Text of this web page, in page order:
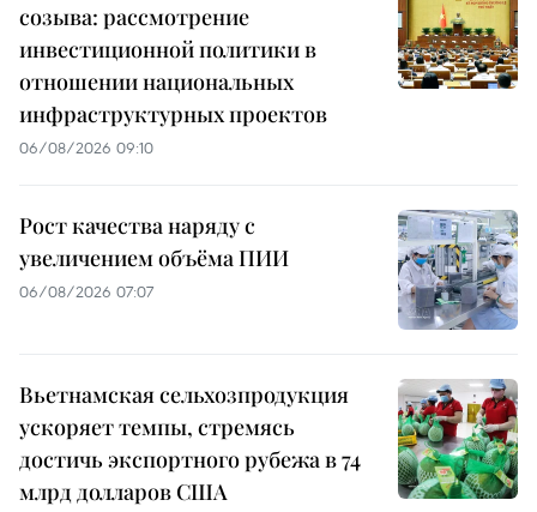
созыва: рассмотрение
инвестиционной политики в
отношении национальных
инфраструктурных проектов
06/08/2026 09:10
Рост качества наряду с
увеличением объёма ПИИ
06/08/2026 07:07
Вьетнамская сельхозпродукция
ускоряет темпы, стремясь
достичь экспортного рубежа в 74
млрд долларов США